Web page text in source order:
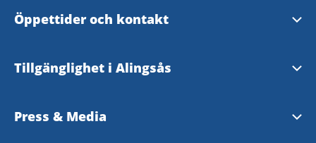
Öppettider och kontakt
Öppettider och kontakt
Tillgänglighet i Alingsås
Tillgänglighetsguide - TD
Press & Media